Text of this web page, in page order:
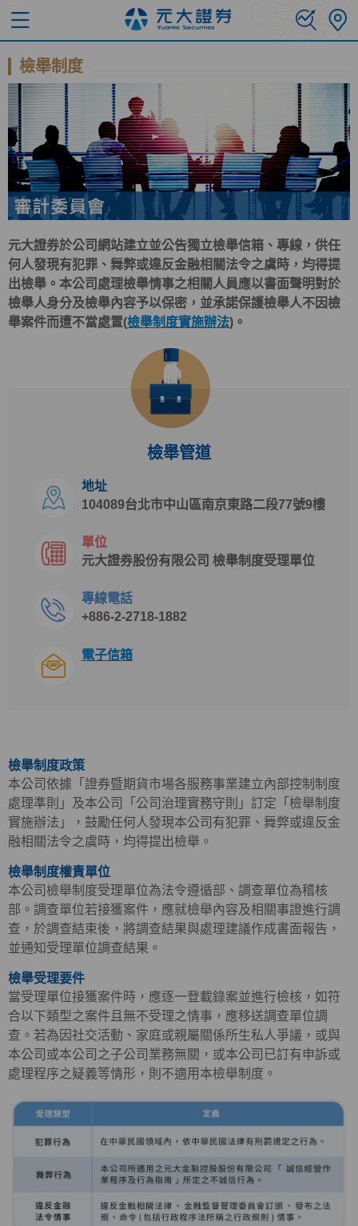
檢舉制度
元大證券於公司網站建立並公告獨立檢舉信箱、專線，供任
何人發現有犯罪、舞弊或違反金融相關法令之虞時，均得提
出檢舉。本公司處理檢舉情事之相關人員應以書面聲明對於
檢舉人身分及檢舉內容予以保密，並承諾保護檢舉人不因檢
舉案件而遭不當處置(檢舉制度實施辦法)。
檢舉管道
地址
104089台北市中山區南京東路二段77號9樓
單位
元大證券股份有限公司 檢舉制度受理單位
專線電話
+886-2-2718-1882
電子信箱
檢舉制度政策
本公司依據「證券暨期貨市場各服務事業建立內部控制制度
處理準則」及本公司「公司治理實務守則」訂定「檢舉制度
實施辦法」，鼓勵任何人發現本公司有犯罪、舞弊或違反金
融相關法令之虞時，均得提出檢舉。
檢舉制度權責單位
本公司檢舉制度受理單位為法令遵循部、調查單位為稽核
部。調查單位若接獲案件，應就檢舉內容及相關事證進行調
查，於調查結束後，將調查結果與處理建議作成書面報告，
並通知受理單位調查結果。
檢舉受理要件
當受理單位接獲案件時，應逐一登載錄案並進行檢核，如符
合以下類型之案件且無不受理之情事，應移送調查單位調
查。若為因社交活動、家庭或親屬關係所生私人爭議，或與
本公司或本公司之子公司業務無關，或本公司已訂有申訴或
處理程序之疑義等情形，則不適用本檢舉制度。